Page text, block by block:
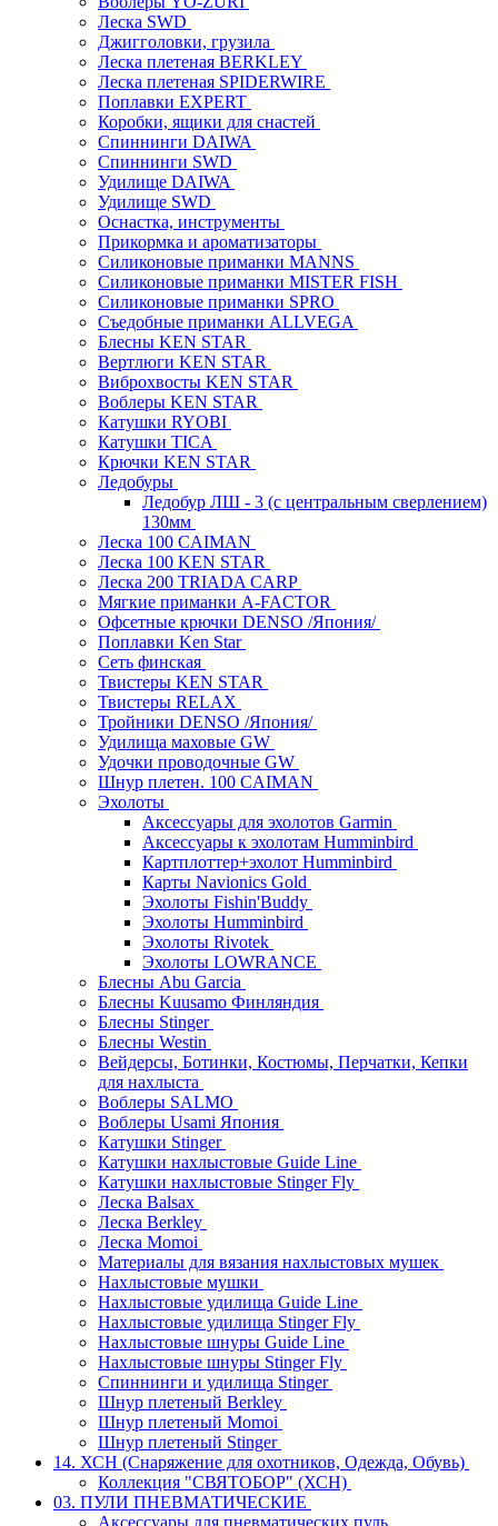
Леска SWD
Джигголовки, грузила
Леска плетеная BERKLEY
Леска плетеная SPIDERWIRE
Поплавки EXPERT
Коробки, ящики для снастей
Спиннинги DAIWA
Спиннинги SWD
Удилище DAIWA
Удилище SWD
Оснастка, инструменты
Прикормка и ароматизаторы
Силиконовые приманки MANNS
Силиконовые приманки MISTER FISH
Силиконовые приманки SPRO
Съедобные приманки ALLVEGA
Блесны KEN STAR
Вертлюги KEN STAR
Виброхвосты KEN STAR
Воблеры KEN STAR
Катушки RYOBI
Катушки TICA
Крючки KEN STAR
Ледобуры
Ледобур ЛШ - 3 (с центральным сверлением)
130мм
Леска 100 CAIMAN
Леска 100 KEN STAR
Леска 200 TRIADA CARP
Мягкие приманки A-FACTOR
Офсетные крючки DENSO /Япония/
Поплавки Ken Star
Сеть финская
Твистеры KEN STAR
Твистеры RELAX
Тройники DENSO /Япония/
Удилища маховые GW
Удочки проводочные GW
Шнур плетен. 100 CAIMAN
Эхолоты
Аксессуары для эхолотов Garmin
Аксессуары к эхолотам Humminbird
Картплоттер+эхолот Humminbird
Карты Navionics Gold
Эхолоты Fishin'Buddy
Эхолоты Humminbird
Эхолоты Rivotek
Эхолоты LOWRANCE
Блесны Abu Garcia
Блесны Kuusamo Финляндия
Блесны Stinger
Блесны Westin
Вейдерсы, Ботинки, Костюмы, Перчатки, Кепки
для нахлыста
Воблеры SALMO
Воблеры Usami Япония
Катушки Stinger
Катушки нахлыстовые Guide Line
Катушки нахлыстовые Stinger Fly
Леска Balsax
Леска Berkley
Леска Momoi
Материалы для вязания нахлыстовых мушек
Нахлыстовые мушки
Нахлыстовые удилища Guide Line
Нахлыстовые удилища Stinger Fly
Нахлыстовые шнуры Guide Line
Нахлыстовые шнуры Stinger Fly
Спиннинги и удилища Stinger
Шнур плетеный Berkley
Шнур плетеный Momoi
Шнур плетеный Stinger
14. ХСН (Снаряжение для охотников, Одежда, Обувь)
Коллекция "СВЯТОБОР" (ХСН)
03. ПУЛИ ПНЕВМАТИЧЕСКИЕ
Аксессуары для пневматических пуль